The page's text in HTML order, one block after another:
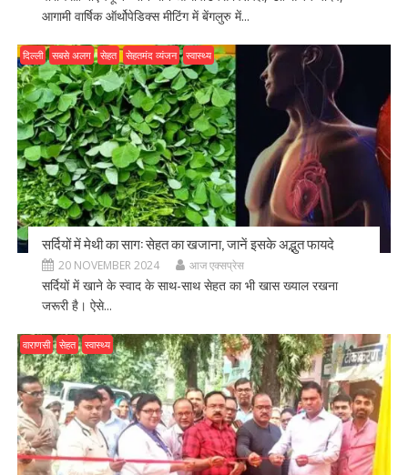
आगामी वार्षिक ऑर्थोपेडिक्स मीटिंग में बेंगलुरु में...
दिल्ली सबसे अलग सेहत सेहतमंद व्यंजन स्वास्थ्य
सर्दियों में मेथी का साग: सेहत का खजाना, जानें इसके अद्भुत फायदे
20 NOVEMBER 2024 आज एक्सप्रेस
सर्दियों में खाने के स्वाद के साथ-साथ सेहत का भी खास ख्याल रखना
जरूरी है। ऐसे...
वाराणसी सेहत स्वास्थ्य